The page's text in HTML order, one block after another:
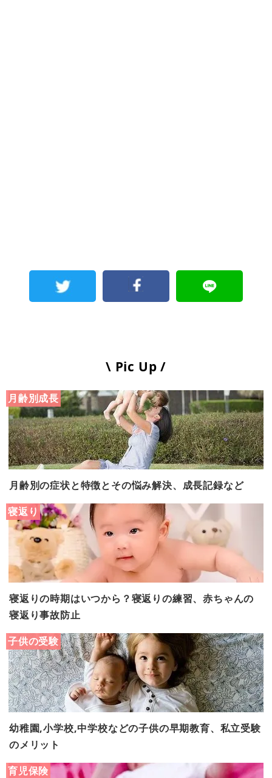
\ Pic Up /
月齢別成長
月齢別の症状と特徴とその悩み解決、成長記録など
寝返り
寝返りの時期はいつから？寝返りの練習、赤ちゃんの
寝返り事故防止
子供の受験
幼稚園,小学校,中学校などの子供の早期教育、私立受験
のメリット
育児保険